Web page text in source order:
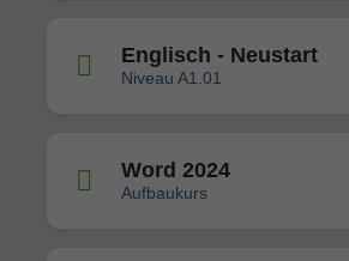
Englisch - Neustart
Niveau A1.01
Word 2024
Aufbaukurs